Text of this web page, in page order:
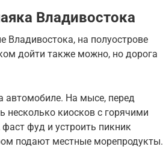
Владивостока
Владивостока, на полуострове
дойти также можно, но дорога
автомобиле. На мысе, перед
несколько киосков с горячими
фуд и устроить пикник
подают местные морепродукты.